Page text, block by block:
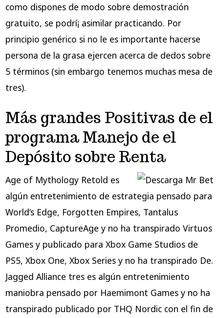
como dispones de modo sobre demostración
gratuito, se podrí¡ asimilar practicando. Por
principio genérico si no le es importante hacerse
persona de la grasa ejercen acerca de dedos sobre
5 términos (sin embargo tenemos muchas mesa de
tres).
Más grandes Positivas de el
programa Manejo de el
Depósito sobre Renta
Age of Mythology Retold es
algún entretenimiento de estrategia pensado para
World’s Edge, Forgotten Empires, Tantalus
Promedio, CaptureAge y no ha transpirado Virtuos
Games y publicado para Xbox Game Studios de
PS5, Xbox One, Xbox Series y no ha transpirado De.
Jagged Alliance tres es algún entretenimiento
maniobra pensado por Haemimont Games y no ha
transpirado publicado por THQ Nordic con el fin de